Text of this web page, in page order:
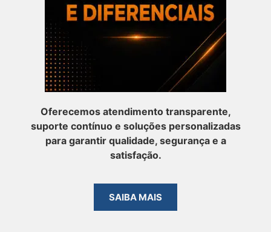
Oferecemos atendimento transparente,
suporte contínuo e soluções personalizadas
para garantir qualidade, segurança e a
satisfação.
SAIBA MAIS